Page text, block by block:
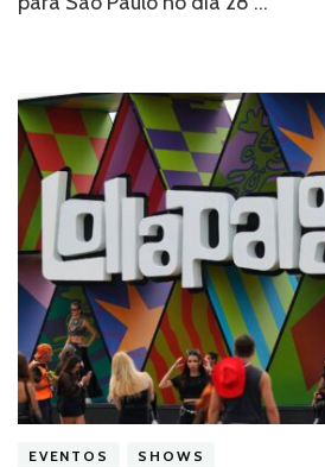
ficar
em
silêncio,
sei
que
fiz
um
bom
show”
EVENTOS SHOWS